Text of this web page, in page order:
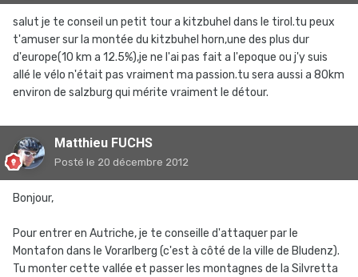
salut je te conseil un petit tour a kitzbuhel dans le tirol.tu peux
t'amuser sur la montée du kitzbuhel horn,une des plus dur
d'europe(10 km a 12.5%),je ne l'ai pas fait a l'epoque ou j'y suis
allé le vélo n'était pas vraiment ma passion.tu sera aussi a 80km
environ de salzburg qui mérite vraiment le détour.
Matthieu FUCHS
Posté le 20 décembre 2012
Bonjour,
Pour entrer en Autriche, je te conseille d'attaquer par le
Montafon dans le Vorarlberg (c'est à côté de la ville de Bludenz).
Tu monter cette vallée et passer les montagnes de la Silvretta